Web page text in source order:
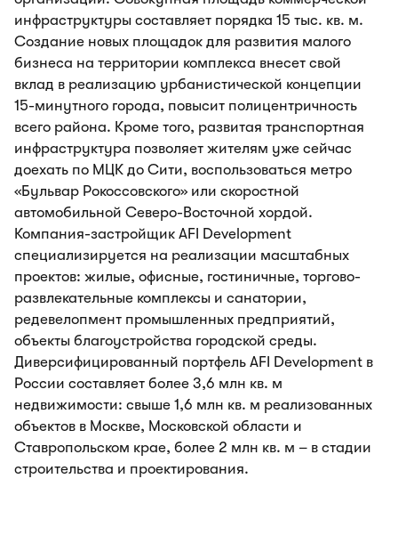
инфраструктуры составляет порядка 15 тыс. кв. м.
Создание новых площадок для развития малого
бизнеса на территории комплекса внесет свой
вклад в реализацию урбанистической концепции
15-минутного города, повысит полицентричность
всего района. Кроме того, развитая транспортная
инфраструктура позволяет жителям уже сейчас
доехать по МЦК до Сити, воспользоваться метро
«Бульвар Рокоссовского» или скоростной
автомобильной Северо-Восточной хордой.
Компания-застройщик AFI Development
специализируется на реализации масштабных
проектов: жилые, офисные, гостиничные, торгово-
развлекательные комплексы и санатории,
редевелопмент промышленных предприятий,
объекты благоустройства городской среды.
Диверсифицированный портфель AFI Development в
России составляет более 3,6 млн кв. м
недвижимости: свыше 1,6 млн кв. м реализованных
объектов в Москве, Московской области и
Ставропольском крае, более 2 млн кв. м – в стадии
строительства и проектирования.